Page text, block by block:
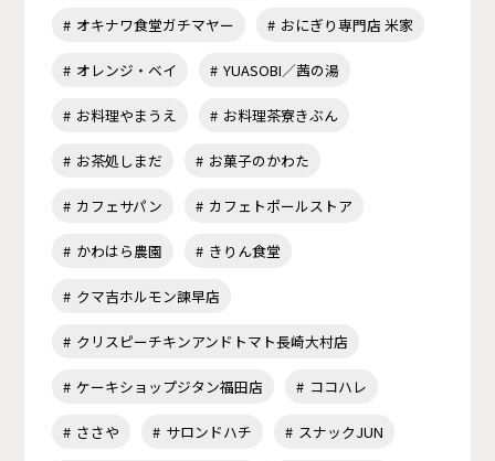
オキナワ食堂ガチマヤー おにぎり専門店 米家
オレンジ・ベイ YUASOBI／茜の湯
お料理やまうえ お料理茶寮きぶん
お茶処しまだ お菓子のかわた
カフェサパン カフェトポールストア
かわはら農園 きりん食堂
クマ吉ホルモン諫早店
クリスピーチキンアンドトマト長崎大村店
ケーキショップジタン福田店 ココハレ
ささや サロンドハチ スナックJUN